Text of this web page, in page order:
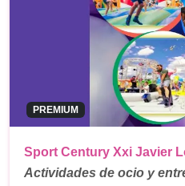
PREMIUM
Sport Century Xxi Javier
Actividades de ocio y